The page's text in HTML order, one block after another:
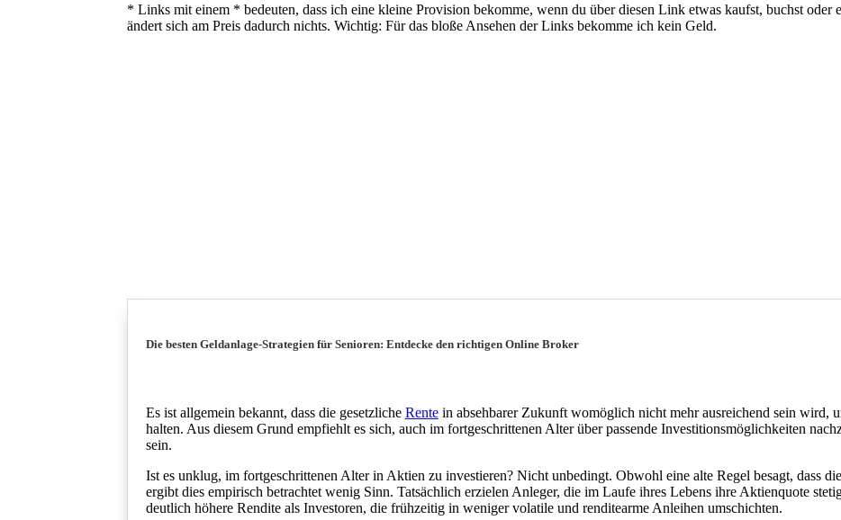
* Links mit einem * bedeuten, dass ich eine kleine Provision bekomme, wenn du über diesen Link etwas kaufst, buchst oder
ändert sich am Preis dadurch nichts. Wichtig: Für das bloße Ansehen der Links bekomme ich kein Geld.
Die besten Geldanlage-Strategien für Senioren: Entdecke den richtigen Online Broker
Es ist allgemein bekannt, dass die gesetzliche Rentein absehbarer Zukunft womöglich nicht mehr ausreichend sein wird,
halten. Aus diesem Grund empfiehlt es sich, auch im fortgeschrittenen Alter über passende Investitionsmöglichkeiten
sein.
Ist es unklug, im fortgeschrittenen Alter in Aktien zu investieren? Nicht unbedingt. Obwohl eine alte Regel besagt, dass
ergibt dies empirisch betrachtet wenig Sinn. Tatsächlich erzielen Anleger, die im Laufe ihres Lebens ihre Aktienquote
deutlich höhere Rendite als Investoren, die frühzeitig in weniger volatile und renditearme Anleihen umschichten.